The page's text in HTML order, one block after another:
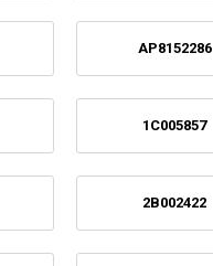
AP8152286
1C005857
2B002422